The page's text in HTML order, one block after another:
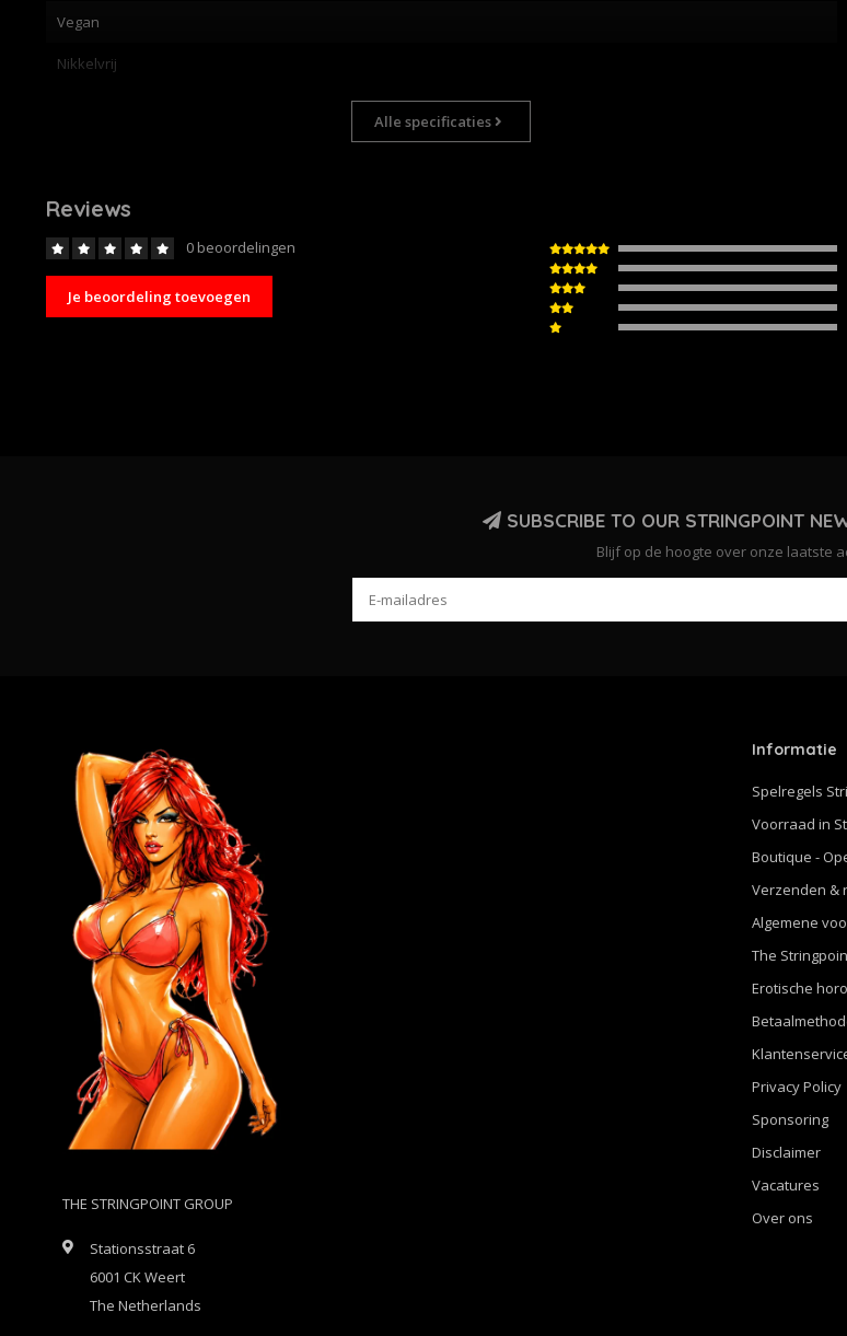
Vegan
Nikkelvrij
Alle specificaties
Reviews
0 beoordelingen
Je beoordeling toevoegen
SUBSCRIBE TO OUR STRINGPOINT
Blijf op de hoogte over onze laatste
THE STRINGPOINT GROUP
Stationsstraat 6
6001 CK Weert
The Netherlands
Informatie
Spelregels
Voorraad in
Boutique -
Verzenden &
Algemene
The
Erotische
Privacy Policy
Sponsoring
Disclaimer
Vacatures
Over ons